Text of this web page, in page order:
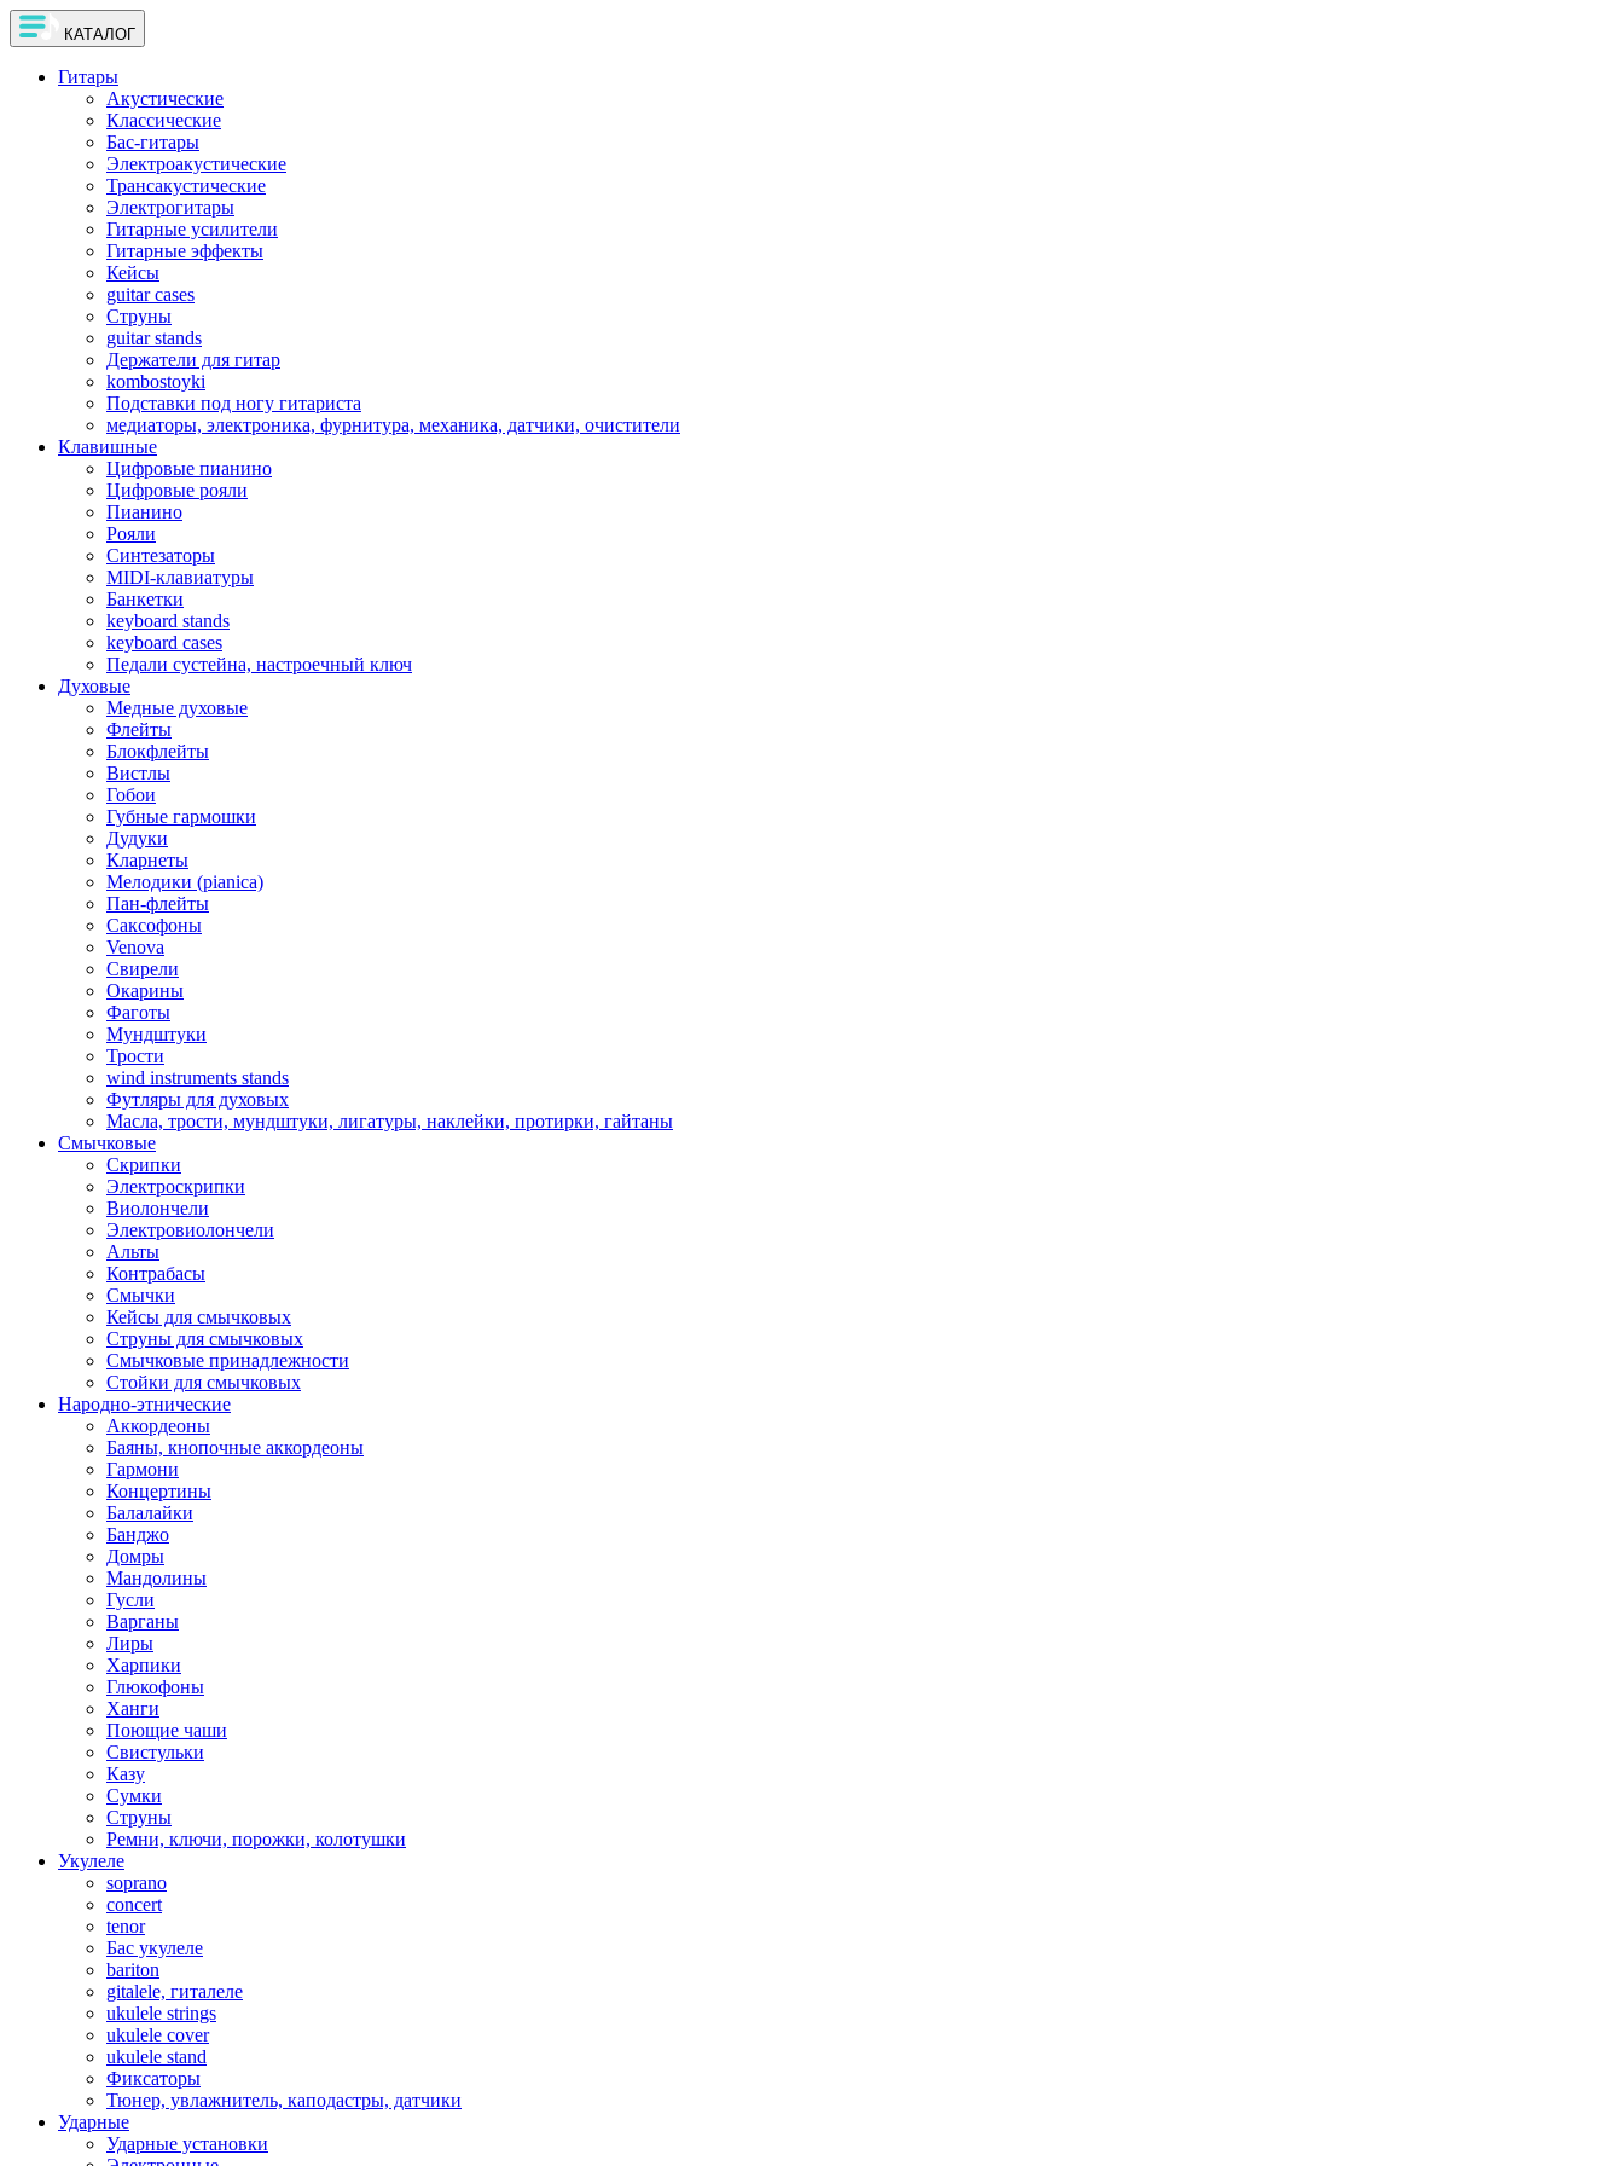
КАТАЛОГ
Гитары
Акустические
Классические
Бас-гитары
Электроакустические
Трансакустические
Электрогитары
Гитарные усилители
Гитарные эффекты
Кейсы
guitar cases
Струны
guitar stands
Держатели для гитар
kombostoyki
Подставки под ногу гитариста
медиаторы, электроника, фурнитура, механика, датчики, очистители
Клавишные
Цифровые пианино
Цифровые рояли
Пианино
Рояли
Синтезаторы
MIDI-клавиатуры
Банкетки
keyboard stands
keyboard cases
Педали сустейна, настроечный ключ
Духовые
Медные духовые
Флейты
Блокфлейты
Вистлы
Гобои
Губные гармошки
Дудуки
Кларнеты
Мелодики (pianica)
Пан-флейты
Саксофоны
Venova
Свирели
Окарины
Фаготы
Мундштуки
Трости
wind instruments stands
Футляры для духовых
Масла, трости, мундштуки, лигатуры, наклейки, протирки, гайтаны
Смычковые
Скрипки
Электроскрипки
Виолончели
Электровиолончели
Альты
Контрабасы
Смычки
Кейсы для смычковых
Струны для смычковых
Смычковые принадлежности
Стойки для смычковых
Народно-этнические
Аккордеоны
Баяны, кнопочные аккордеоны
Гармони
Концертины
Балалайки
Банджо
Домры
Мандолины
Гусли
Варганы
Лиры
Харпики
Глюкофоны
Ханги
Поющие чаши
Свистульки
Казу
Сумки
Струны
Ремни, ключи, порожки, колотушки
Укулеле
soprano
concert
tenor
Бас укулеле
bariton
gitalele, гиталеле
ukulele strings
ukulele cover
ukulele stand
Фиксаторы
Тюнер, увлажнитель, каподастры, датчики
Ударные
Ударные установки